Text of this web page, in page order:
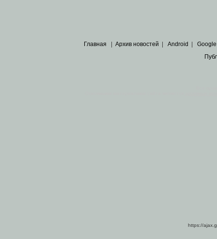
Главная | Архив новостей | Android | Google
https://